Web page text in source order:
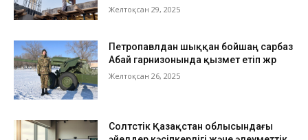
Желтоқсан 29, 2025
Петропавлдан шыққан бойшаң сарбаз
Абай гарнизонында қызмет етіп жүр
Желтоқсан 26, 2025
Солтүстік Қазақстан облысындағы